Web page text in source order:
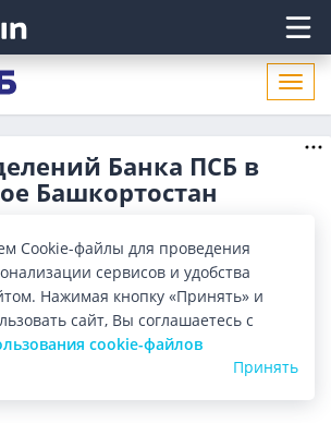
Банка ПСБ в
Башкортостан
адресов, поиск ближайшего
в Октябрьское Башкортостан по
Часы работы, телефоны, контактные
Все банки Карта Список
Cookie-файлы для проведения
сервисов и удобства
Нажимая кнопку «Принять» и
сайт, Вы соглашаетесь с
cookie-файлов
Принять